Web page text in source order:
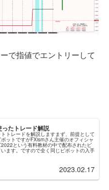
で指値でエントリーして
ったトレード解説
トレードを解説しますまず、前提として
ットですがFXismさん主催のオフィシャ
という有料教材の中で配布されたピ
ます。ですので全く同じピボットの入手
2023.02.17